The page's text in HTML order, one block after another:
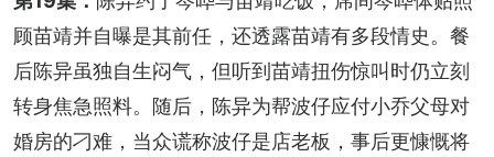
顾苗靖并自曝是其前任，还透露苗靖有多段情史。餐
后陈异虽独自生闷气，但听到苗靖扭伤惊叫时仍立刻
转身焦急照料。随后，陈异为帮波仔应付小乔父母对
婚房的刁难，当众谎称波仔是店老板，事后更慷慨将